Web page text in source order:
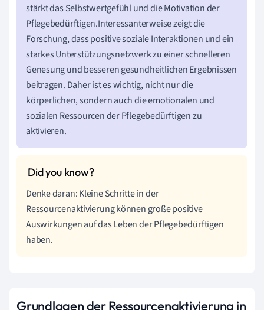
stärkt das Selbstwertgefühl und die Motivation der
Pflegebedürftigen.Interessanterweise zeigt die
Forschung, dass positive soziale Interaktionen und ein
starkes Unterstützungsnetzwerk zu einer schnelleren
Genesung und besseren gesundheitlichen Ergebnissen
beitragen. Daher ist es wichtig, nicht nur die
körperlichen, sondern auch die emotionalen und
sozialen Ressourcen der Pflegebedürftigen zu
aktivieren.
Denke daran: Kleine Schritte in der
Ressourcenaktivierung können große positive
Auswirkungen auf das Leben der Pflegebedürftigen
haben.
Grundlagen der Ressourcenaktivierung in